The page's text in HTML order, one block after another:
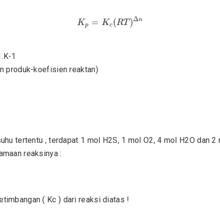
Kp = Kc(RT )Δn
K Kc( RT)Δ n
1
produk-koefisien reaktan)
tertentu , terdapat 1 mol H2S, 1 mol O2, 4 mol H2O dan 2
reaksinya :
( Kc ) dari reaksi diatas !